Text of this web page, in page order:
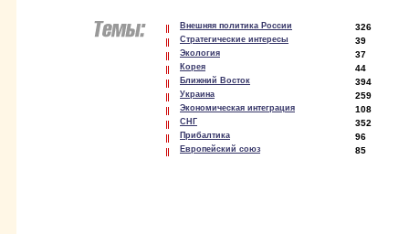
Внешняя политика России 326
Стратегические интересы 39
Экология 37
Корея 44
Ближний Восток 394
Украина 259
Экономическая интеграция 108
СНГ 352
Прибалтика 96
Европейский союз 85